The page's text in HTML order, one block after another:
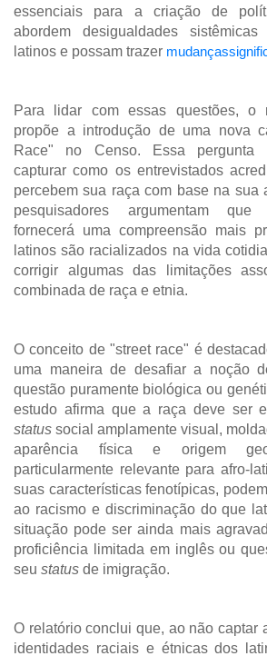
essenciais para a criação de
abordem desigualdades
latinos e possam trazer
Para lidar com essas questões, o
propõe a introdução de uma nova
Race" no Censo. Essa pergunta
capturar como os entrevistados
percebem sua raça com base na sua
pesquisadores argumentam que
fornecerá uma compreensão mais
latinos são racializados na vida
corrigir algumas das limitações
combinada de raça e etnia.
O conceito de "street race" é
uma maneira de desafiar a noção
questão puramente biológica ou
estudo afirma que a raça deve ser
status social amplamente visual,
aparência física e origem
particularmente relevante para afro-
suas características fenotípicas,
ao racismo e discriminação do que
situação pode ser ainda mais
proficiência limitada em inglês ou
seu status de imigração.
O relatório conclui que, ao não captar
identidades raciais e étnicas dos